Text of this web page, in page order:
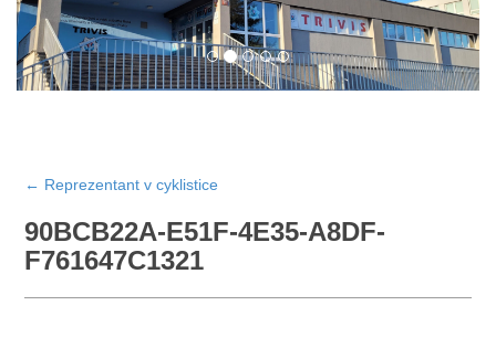
← Reprezentant v cyklistice
90BCB22A-E51F-4E35-A8DF-
F761647C1321